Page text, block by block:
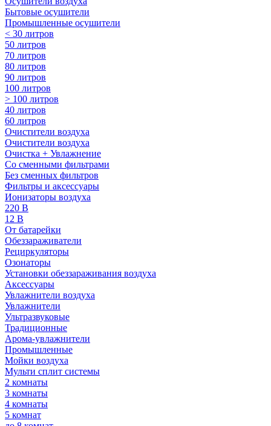
Бытовые осушители
Промышленные осушители
< 30 литров
50 литров
70 литров
80 литров
90 литров
100 литров
> 100 литров
40 литров
60 литров
Очистители воздуха
Очистители воздуха
Очистка + Увлажнение
Cо сменными фильтрами
Без сменных фильтров
Фильтры и аксессуары
Ионизаторы воздуха
220 В
12 В
От батарейки
Обеззараживатели
Рециркуляторы
Озонаторы
Установки обеззараживания воздуха
Аксессуары
Увлажнители воздуха
Увлажнители
Ультразвуковые
Традиционные
Арома-увлажнители
Промышленные
Мойки воздуха
Мульти сплит системы
2 комнаты
3 комнаты
4 комнаты
5 комнат